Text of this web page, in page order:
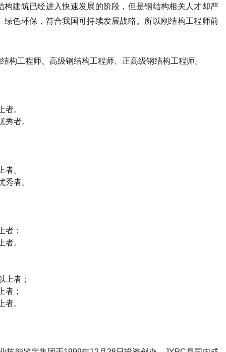
建筑已经进入快速发展的阶段，但是钢结构相关人才却严
色环保，符合我国可持续发展战略。所以刚结构工程师前
构工程师、高级钢结构工程师、正高级钢结构工程师。
者。
者。
者。
者。
者；
者。
上者；
者；
者。